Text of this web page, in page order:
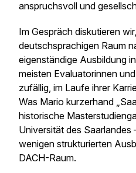
anspruchsvoll und
Im Gespräch diskutieren
deutschsprachigen Raum
eigenständige Ausbildung
meisten Evaluatorinnen
zufällig, im Laufe ihrer
Was Mario kurzerhand
historische
Universität des Saarlandes
wenigen strukturierten
DACH-Raum.